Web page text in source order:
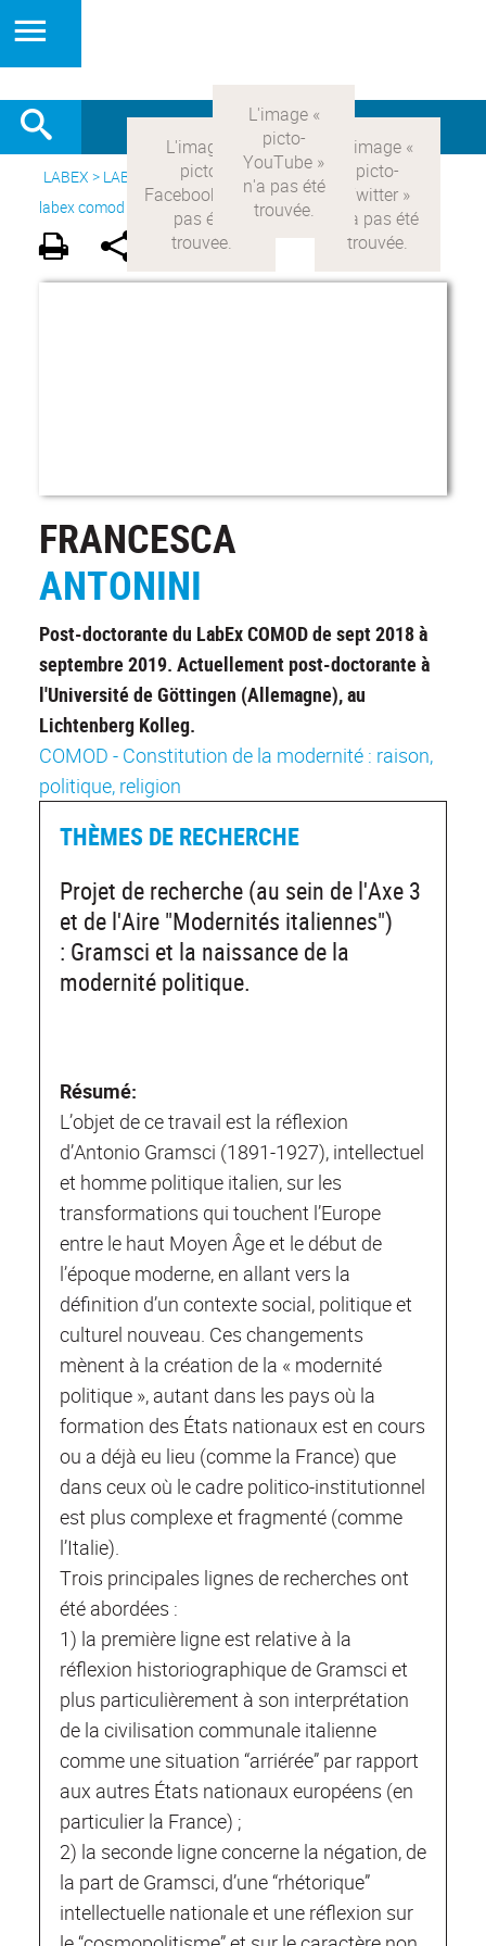
LABEX > LABEX COMOD> Version française
> Le projet du
labex comod >
Acteurs du LabEx
FRANCESCA
ANTONINI
Post-doctorante du LabEx COMOD de sept 2018 à
septembre 2019. Actuellement post-doctorante à
l'Université de Göttingen (Allemagne), au
Lichtenberg Kolleg.
COMOD - Constitution de la modernité : raison,
politique, religion
THÈMES DE RECHERCHE
Projet de recherche (au sein de l'Axe 3
et de l'Aire "Modernités italiennes")
: Gramsci et la naissance de la
modernité politique.
Résumé:
L’objet de ce travail est la réflexion
d’Antonio Gramsci (1891-1927), intellectuel
et homme politique italien, sur les
transformations qui touchent l’Europe
entre le haut Moyen Âge et le début de
l’époque moderne, en allant vers la
définition d’un contexte social, politique et
culturel nouveau. Ces changements
mènent à la création de la « modernité
politique », autant dans les pays où la
formation des États nationaux est en cours
ou a déjà eu lieu (comme la France) que
dans ceux où le cadre politico-institutionnel
est plus complexe et fragmenté (comme
l’Italie).
Trois principales lignes de recherches ont
été abordées :
1) la première ligne est relative à la
réflexion historiographique de Gramsci et
plus particulièrement à son interprétation
de la civilisation communale italienne
comme une situation “arriérée” par rapport
aux autres États nationaux européens (en
particulier la France) ;
2) la seconde ligne concerne la négation, de
la part de Gramsci, d’une “rhétorique”
intellectuelle nationale et une réflexion sur